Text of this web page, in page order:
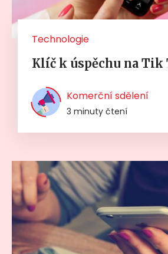
Technologie
Klíč k úspěchu na Tik
Komerční sdělení
3 minuty čtení